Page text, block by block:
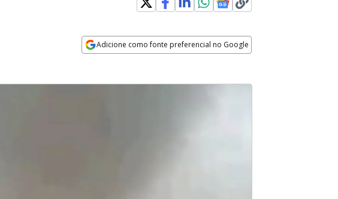
Adicione como fonte preferencial no Google